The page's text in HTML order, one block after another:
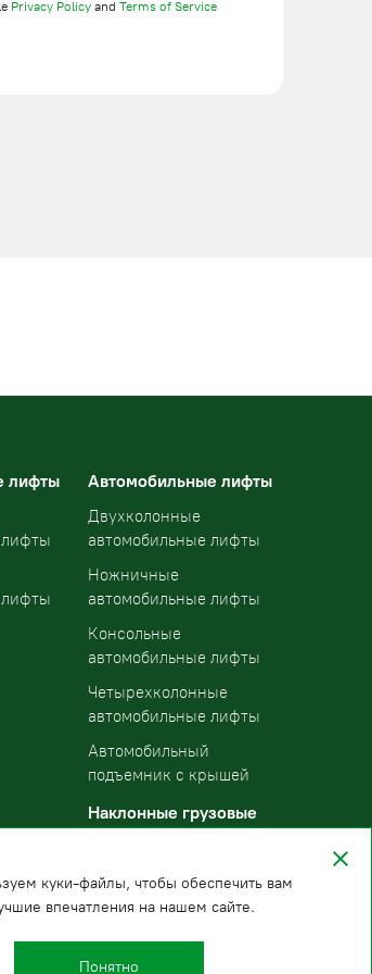
Privacy Policy and Terms of Service
лифты
Автомобильные лифты
Двухколонные
автомобильные лифты
Ножничные
автомобильные лифты
Консольные
автомобильные лифты
Четырехколонные
автомобильные лифты
Автомобильный
подъемник с крышей
Наклонные грузовые
куки-файлы, чтобы обеспечить вам
впечатления на нашем сайте.
Понятно